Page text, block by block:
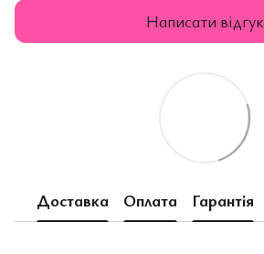
Написати відгук
Доставка Оплата Гарантія